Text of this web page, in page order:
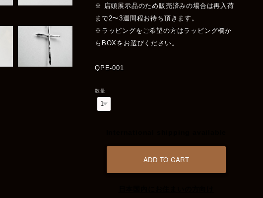
※ 店頭展示品のため販売済みの場合は再入荷
まで2〜3週間程お待ち頂きます。
※ラッピングをご希望の方はラッピング欄か
らBOXをお選びください。
QPE-001
数量
ADD TO CART